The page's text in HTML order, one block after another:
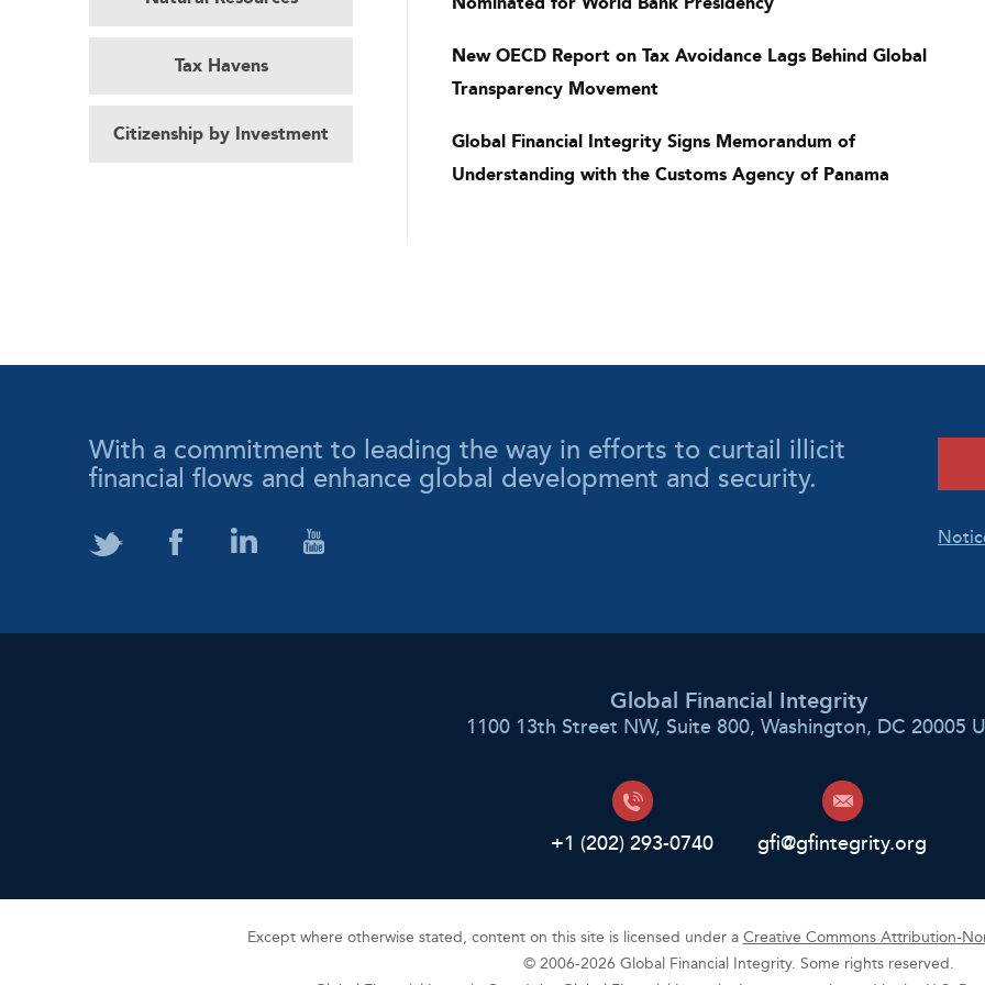
Tax Havens
Citizenship by Investment
New OECD Report on Tax Avoidance Lags Behind Global
Transparency Movement
Global Financial Integrity Signs Memorandum of
Understanding with the Customs Agency of Panama
With a commitment to leading the way in efforts to curtail illicit
financial flows and enhance global development and security.
Global Financial Integrity
1100 13th Street NW, Suite 800, Washington, DC 20005
+1 (202) 293-0740 gfi@gfintegrity.org
Except where otherwise stated, content on this site is licensed under aCreative Commons Attribution-
© 2006-2026 Global Financial Integrity. Some rights reserved.